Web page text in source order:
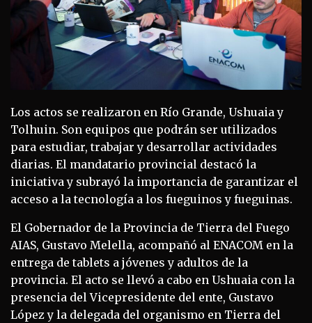
Los actos se realizaron en Río Grande, Ushuaia y
Tolhuin. Son equipos que podrán ser utilizados
para estudiar, trabajar y desarrollar actividades
diarias. El mandatario provincial destacó la
iniciativa y subrayó la importancia de garantizar el
acceso a la tecnología a los fueguinos y fueguinas.
El Gobernador de la Provincia de Tierra del Fuego
AIAS, Gustavo Melella, acompañó al ENACOM en la
entrega de tablets a jóvenes y adultos de la
provincia. El acto se llevó a cabo en Ushuaia con la
presencia del Vicepresidente del ente, Gustavo
López y la delegada del organismo en Tierra del